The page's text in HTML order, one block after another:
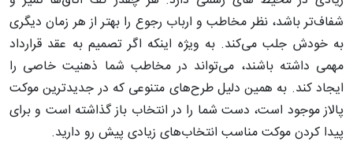
شفاف‌تر باشد، نظر مخاطب و ارباب رجوع را بهتر از هر زمان دیگری
به خودش جلب می‌کند. به ویژه اینکه اگر تصمیم به عقد قرارداد
مهمی داشته باشند، می‌تواند در مخاطب شما ذهنیت خاصی را
ایجاد کند. به همین دلیل طرح‌های متنوعی که در جدیدترین موکت
پالاز موجود است، دست شما را در انتخاب باز گذاشته است و برای
پیدا کردن موکت مناسب انتخاب‌های زیادی پیش رو دارید.